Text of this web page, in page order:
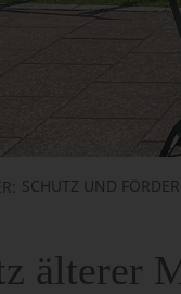
SCHUTZ UND
älterer